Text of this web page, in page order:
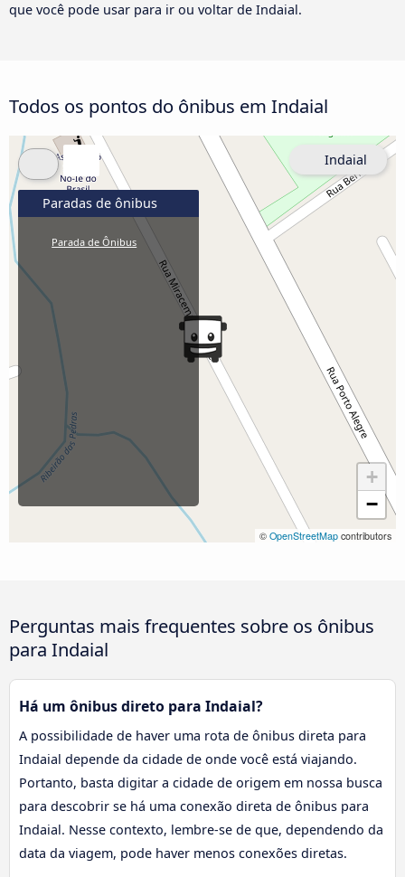
que você pode usar para ir ou voltar de Indaial.
Todos os pontos do ônibus em Indaial
+
−
© OpenStreetMap contributors
Paradas de ônibus
Parada de Ônibus
Indaial
Perguntas mais frequentes sobre os ônibus
para Indaial
Há um ônibus direto para Indaial?
A possibilidade de haver uma rota de ônibus direta para
Indaial depende da cidade de onde você está viajando.
Portanto, basta digitar a cidade de origem em nossa busca
para descobrir se há uma conexão direta de ônibus para
Indaial. Nesse contexto, lembre-se de que, dependendo da
data da viagem, pode haver menos conexões diretas.